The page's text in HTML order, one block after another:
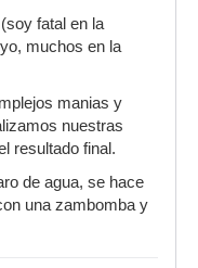
fatal en la
muchos en la
manias y
nuestras
resultado final.
de agua, se hace
una zambomba y